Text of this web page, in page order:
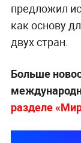
предложил
как основу
двух стран.
Больше
разделе